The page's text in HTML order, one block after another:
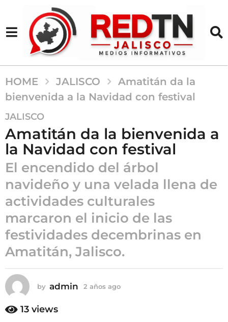
HOME JALISCO
Amatitán da la
bienvenida a la Navidad con festival
2
a
ñ
o
s
a
g
o
a
ñ
o
g
o
JALISCO
Amatitán da la bienvenida a
la Navidad con festival
El encendido del árbol
navideño y una velada llena de
actividades culturales
marcaron el inicio de las
festividades decembrinas en
Amatitán, Jalisco.
by admin 2 años ago
13 views